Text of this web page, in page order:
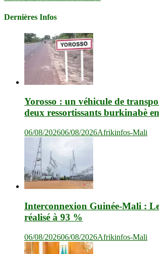
Dernières Infos
Yorosso : un véhicule de
deux ressortissants burkinabè
06/08/202606/08/2026Afrikinfos-Mali
Interconnexion Guinée-Mali :
réalisé à 93 %
06/08/202606/08/2026Afrikinfos-Mali